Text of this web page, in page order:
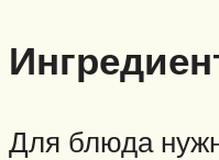
Для блюда